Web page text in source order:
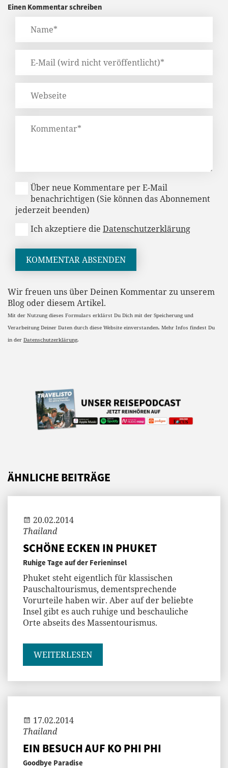
Einen Kommentar schreiben
Über neue Kommentare per E-Mail
benachrichtigen (Sie können das Abonnement
jederzeit beenden)
Ich akzeptiere die Datenschutzerklärung
KOMMENTAR ABSENDEN
Wir freuen uns über Deinen Kommentar zu unserem
Blog oder diesem Artikel.
Mit der Nutzung dieses Formulars erklärst Du Dich mit der Speicherung und
Verarbeitung Deiner Daten durch diese Website einverstanden. Mehr Infos findest Du
in der Datenschutzerklärung.
ÄHNLICHE BEITRÄGE
20.02.2014
Thailand
SCHÖNE ECKEN IN PHUKET
Ruhige Tage auf der Ferieninsel
Phuket steht eigentlich für klassischen
Pauschaltourismus, dementsprechende
Vorurteile haben wir. Aber auf der beliebte
Insel gibt es auch ruhige und beschauliche
Orte abseits des Massentourismus.
WEITERLESEN
17.02.2014
Thailand
EIN BESUCH AUF KO PHI PHI
Goodbye Paradise